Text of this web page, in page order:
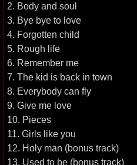
2. Body and soul
3. Bye bye to love
4. Forgotten child
5. Rough life
6. Remember me
7. The kid is back in town
8. Everybody can fly
9. Give me love
10. Pieces
11. Girls like you
12. Holy man (bonus track)
13. Used to be (bonus track)